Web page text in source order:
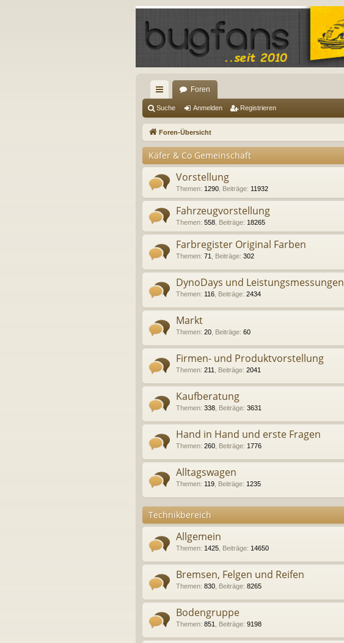
ch
ne
ug
riff
Foren
Suche Anmelden Registrieren
Foren-Übersicht
Käfer & Co Gemeinschaft
Vorstellung
Themen: 1290 Beiträge: 11932
Fahrzeugvorstellung
Themen: 558 Beiträge: 18265
Farbregister Original Farben
Themen: 71 Beiträge: 302
DynoDays und Leistungsmessungen
Themen: 116 Beiträge: 2434
Markt
Themen: 20 Beiträge: 60
Firmen- und Produktvorstellung
Themen: 211 Beiträge: 2041
Kaufberatung
Themen: 338 Beiträge: 3631
Hand in Hand und erste Fragen
Themen: 260 Beiträge: 1776
Alltagswagen
Themen: 119 Beiträge: 1235
Technikbereich
Allgemein
Themen: 1425 Beiträge: 14650
Bremsen, Felgen und Reifen
Themen: 830 Beiträge: 8265
Bodengruppe
Themen: 851 Beiträge: 9198